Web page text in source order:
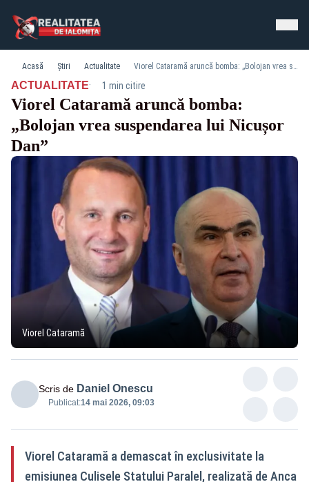
Acasă Știri Actualitate Viorel Cataramă aruncă bomba: „Bolojan vrea suspendarea lui Nicușor Dan”
ACTUALITATE· 1 min citire
Viorel Cataramă aruncă bomba:
„Bolojan vrea suspendarea lui Nicușor
Dan”
Viorel Cataramă
Scris de Daniel Onescu
Publicat:14 mai 2026, 09:03
Viorel Cataramă a demascat în exclusivitate la
emisiunea Culisele Statului Paralel, realizată de Anca